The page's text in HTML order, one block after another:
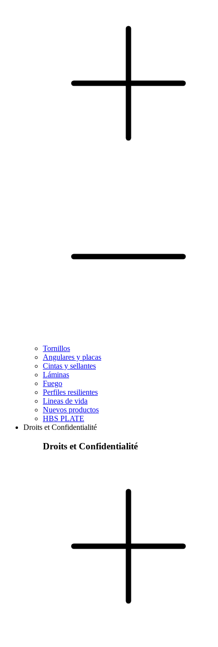
Tornillos
Angulares y placas
Cintas y sellantes
Láminas
Fuego
Perfiles resilientes
Lineas de vida
Nuevos productos
HBS PLATE
Droits et Confidentialité
Droits et Confidentialité